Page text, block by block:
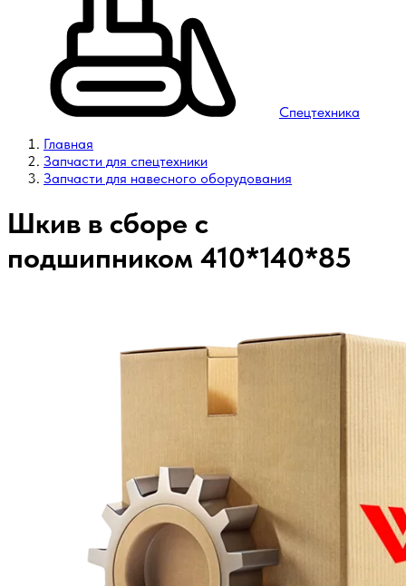
Спецтехника
Главная
Запчасти для спецтехники
Запчасти для навесного оборудования
Шкив в сборе с
подшипником 410*140*85